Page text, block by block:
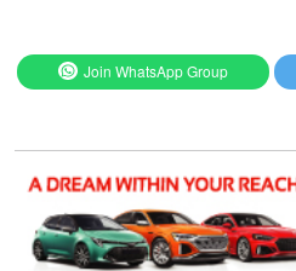
Join WhatsApp Group